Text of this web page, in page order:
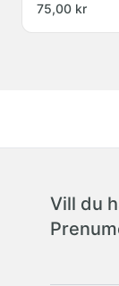
75,00 kr
Vill du